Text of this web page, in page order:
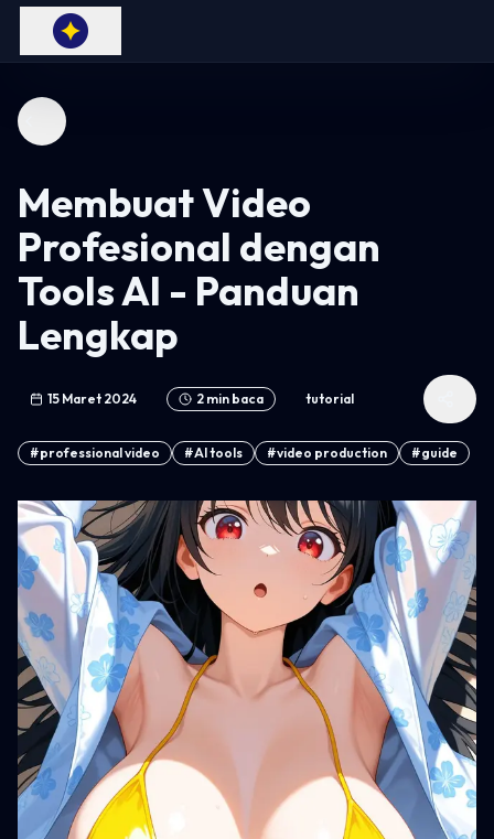
Membuat Video
Profesional dengan
Tools AI - Panduan
Lengkap
15 Maret 2024 2 min baca tutorial
#professional video #AI tools #video production #guide